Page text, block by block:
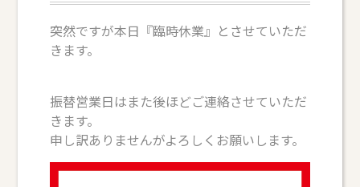
突然ですが本日『臨時休業』とさせていただ
きます。
振替営業日はまた後ほどご連絡させていただ
きます。
申し訳ありませんがよろしくお願いします。